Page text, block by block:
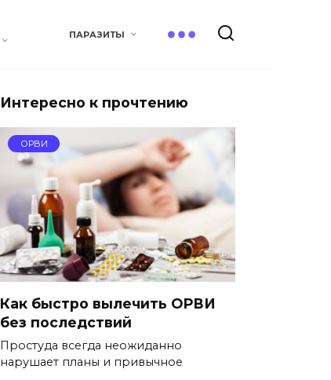
ПАРАЗИТЫ
Интересно к прочтению
ОРВИ
Как быстро вылечить ОРВИ
без последствий
Простуда всегда неожиданно
нарушает планы и привычное